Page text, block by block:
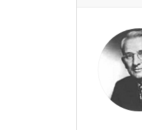
Chapter 4
1 실수를 찾
2 비판하고도
3 자신의 실
4 명령 받는